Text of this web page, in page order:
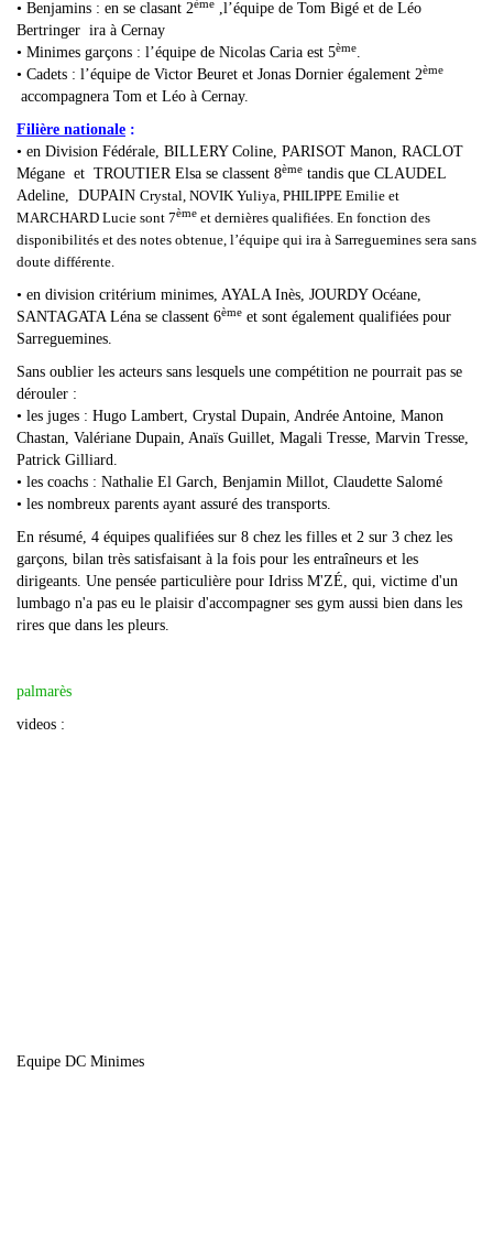
• Benjamins : en se clasant 2ème
,l’équipe de Tom Bigé et de Léo
Bertringer ira à Cernay
• Minimes garçons : l’équipe de Nicolas Caria est 5ème
• Cadets : l’équipe de Victor Beuret et Jonas Dornier également 2ème
accompagnera Tom et Léo à Cernay.
Filière nationale :
• en Division Fédérale, BILLERY Coline, PARISOT Manon, RACLOT
Mégane et TROUTIER Elsa se classent 8ème tandis que CLAUDEL
Adeline, DUPAIN Crystal , NOVIK Yuliya PHILIPPE Emilie et
MARCHARD Lucie sont 7ème et dernières qualifiées. En fonction des
disponibilités et des notes obtenue, l’équipe qui ira à Sarreguemines sera sans
doute différente.
• en division critérium minimes, AYALA Inès, JOURDY Océane,
SANTAGATA Léna se classent 6ème et sont également qualifiées pour
Sarreguemines.
Sans oublier les acteurs sans lesquels une compétition ne pourrait pas se
dérouler :
• les juges : Hugo Lambert, Crystal Dupain, Andrée Antoine, Manon
Chastan, Valériane Dupain, Anaïs Guillet, Magali Tresse, Marvin Tresse,
Patrick Gilliard.
• les coachs : Nathalie El Garch, Benjamin Millot, Claudette Salomé
• les nombreux parents ayant assuré des transports.
En résumé, 4 équipes qualifiées sur 8 chez les filles et 2 sur 3 chez les
garçons, bilan très satisfaisant à la fois pour les entraîneurs et les
dirigeants. Une pensée particulière pour Idriss M'ZÉ, qui, victime d'un
lumbago n'a pas eu le plaisir d'accompagner ses gym aussi bien dans les
rires que dans les pleurs.
palmarès
videos :
Equipe DC Minimes